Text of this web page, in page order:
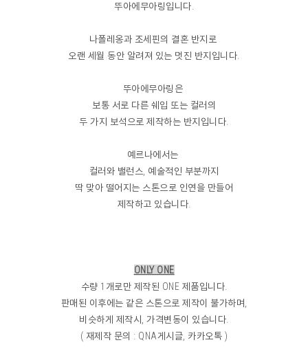
뚜아에무아링입니다.
나폴레옹과 조세핀의 결혼 반지로
오랜 세월 동안 알려져 있는 멋진 반지입니다.
뚜아에무아링은
보통 서로 다른 쉐입 또는 컬러의
두 가지 보석으로 제작하는 반지입니다.
예르나에서는
컬러와 밸런스, 예술적인 부분까지
딱 맞아 떨어지는 스톤으로 인연을 만들어
제작하고 있습니다.
ONLY ONE
수량 1개로만 제작된 ONE 제품입니다.
판매된 이후에는 같은 스톤으로 제작이 불가하며,
비슷하게 제작시, 가격변동이 있습니다.
( 재제작 문의 : QNA게시글, 카카오톡 )